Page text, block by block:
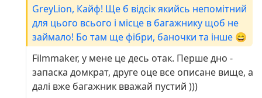
АКБЛексія шнурок з адаптеромНабір
розпіновувачівПачка великих пакетів для
сміттяКілька шилКамера з ендоскопомНабори
стяжек різних типівНабір гнутих
ключівТрубаГравєр та набір аксесуарівІ так,
гаража теж не маю :(
GreyLion, Кайф! Ще б відсік якийсь непомітний
для цього всього і місце в багажнику щоб не
займало! Бо там ще фібри, баночки та інше 😄
Filmmaker, у мене це десь отак. Перше дно -
запаска домкрат, друге оце все описане вище, а
далі вже багажник вважай пустий )))